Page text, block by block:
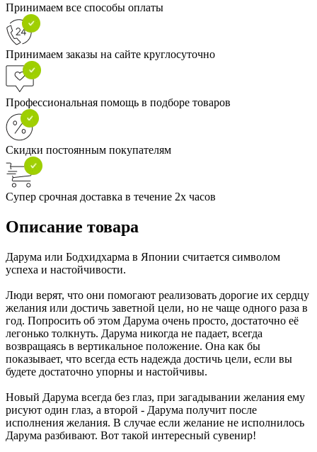
Принимаем все способы оплаты
Принимаем заказы на сайте круглосуточно
Профессиональная помощь в подборе товаров
Скидки постоянным покупателям
Супер срочная доставка в течение 2х часов
Описание товара
Дарума или Бодхидхарма в Японии считается символом
успеха и настойчивости.
Люди верят, что они помогают реализовать дорогие их сердцу
желания или достичь заветной цели, но не чаще одного раза в
год. Попросить об этом Дарума очень просто, достаточно её
легонько толкнуть. Дарума никогда не падает, всегда
возвращаясь в вертикальное положение. Она как бы
показывает, что всегда есть надежда достичь цели, если вы
будете достаточно упорны и настойчивы.
Новый Дарума всегда без глаз, при загадывании желания ему
рисуют один глаз, а второй - Дарума получит после
исполнения желания. В случае если желание не исполнилось
Дарума разбивают. Вот такой интересный сувенир!